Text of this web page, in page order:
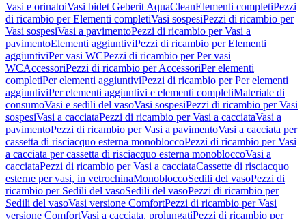
Vasi e orinatoiVasi bidet Geberit AquaCleanElementi completiPezzi
di ricambio per Elementi completiVasi sospesiPezzi di ricambio per
Vasi sospesiVasi a pavimentoPezzi di ricambio per Vasi a
pavimentoElementi aggiuntiviPezzi di ricambio per Elementi
aggiuntiviPer vasi WCPezzi di ricambio per Per vasi
WCAccessoriPezzi di ricambio per AccessoriPer elementi
completiPer elementi aggiuntiviPezzi di ricambio per Per elementi
aggiuntiviPer elementi aggiuntivi e elementi completiMateriale di
consumoVasi e sedili del vasoVasi sospesiPezzi di ricambio per Vasi
sospesiVasi a cacciataPezzi di ricambio per Vasi a cacciataVasi a
pavimentoPezzi di ricambio per Vasi a pavimentoVasi a cacciata per
cassetta di risciacquo esterna monobloccoPezzi di ricambio per Vasi
a cacciata per cassetta di risciacquo esterna monobloccoVasi a
cacciataPezzi di ricambio per Vasi a cacciataCassette di risciacquo
esterne per vasi, in vetrochinaMonobloccoSedili del vasoPezzi di
ricambio per Sedili del vasoSedili del vasoPezzi di ricambio per
Sedili del vasoVasi versione ComfortPezzi di ricambio per Vasi
versione ComfortVasi a cacciata, prolungatiPezzi di ricambio per